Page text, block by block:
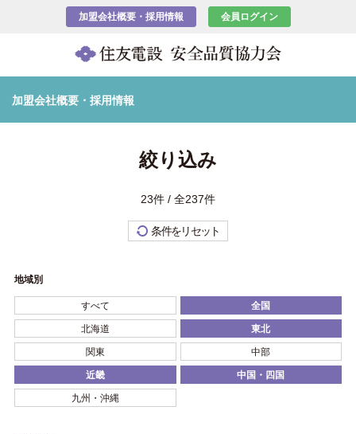
加盟会社概要・採用情報 会員ログイン
加盟会社概要・採用情報
絞り込み
23件 / 全237件
条件をリセット
地域別
すべて 全国
北海道 東北
関東 中部
近畿 中国・四国
九州・沖縄